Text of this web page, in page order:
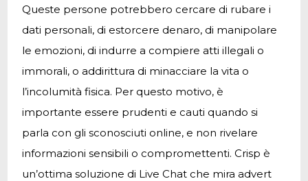
Queste persone potrebbero cercare di rubare i
dati personali, di estorcere denaro, di manipolare
le emozioni, di indurre a compiere atti illegali o
immorali, o addirittura di minacciare la vita o
l’incolumità fisica. Per questo motivo, è
importante essere prudenti e cauti quando si
parla con gli sconosciuti online, e non rivelare
informazioni sensibili o compromettenti. Crisp è
un’ottima soluzione di Live Chat che mira advert